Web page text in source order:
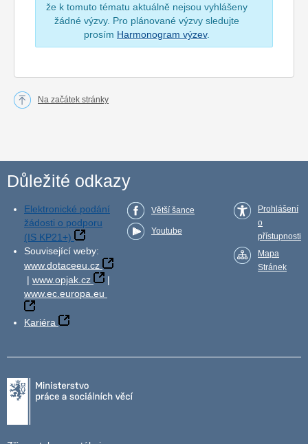
že k tomuto tématu aktuálně nejsou vyhlášeny
žádné výzvy. Pro plánované výzvy sledujte
prosím Harmonogram výzev.
Na začátek stránky
Důležité odkazy
Elektronické podání
žádosti o podporu
(IS KP21+)
Související weby:
www.dotaceeu.cz
| www.opjak.cz
|
www.ec.europa.eu
Kariéra
Větší šance
Youtube
Prohlášení
o
přístupnosti
Mapa
Stránek